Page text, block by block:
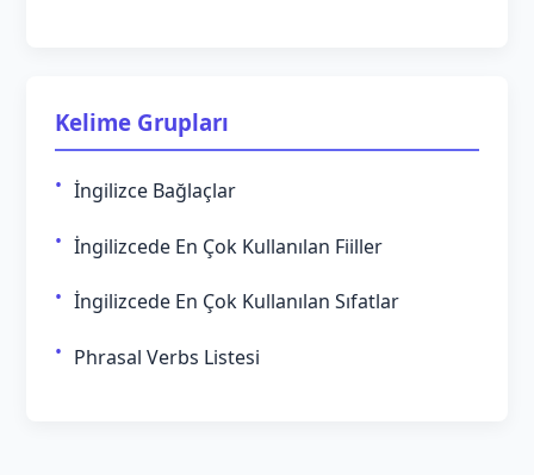
Kelime Grupları
İngilizce Bağlaçlar
İngilizcede En Çok Kullanılan Fiiller
İngilizcede En Çok Kullanılan Sıfatlar
Phrasal Verbs Listesi